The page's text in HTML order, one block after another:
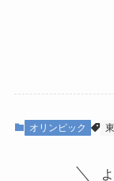
オリンピック